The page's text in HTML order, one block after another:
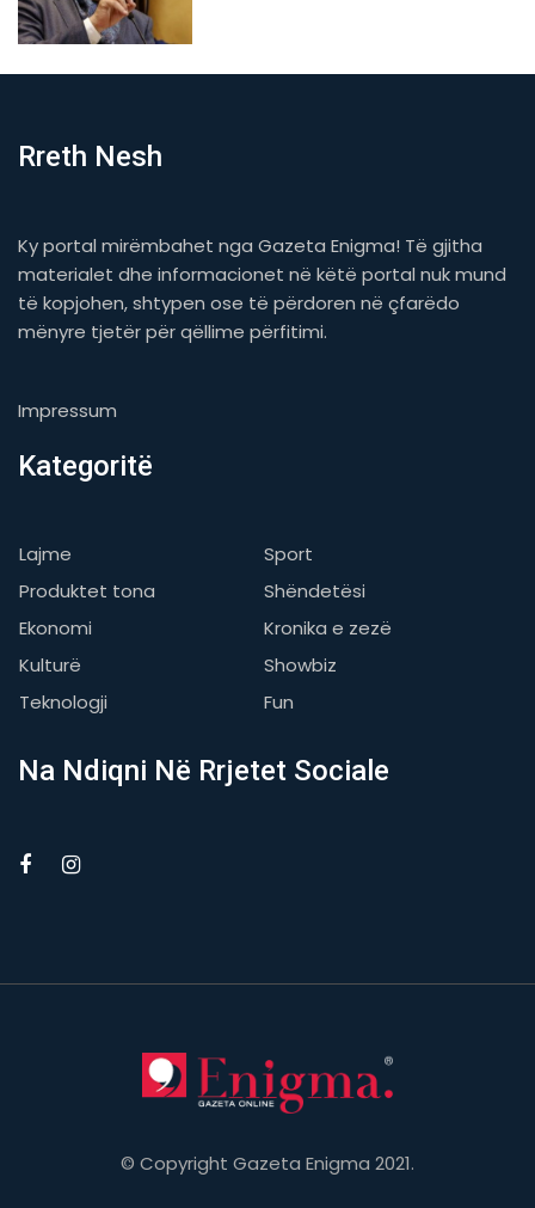
Rreth Nesh
Ky portal mirëmbahet nga Gazeta Enigma! Të gjitha
materialet dhe informacionet në këtë portal nuk mund
të kopjohen, shtypen ose të përdoren në çfarëdo
mënyre tjetër për qëllime përfitimi.
Impressum
Kategoritë
Lajme
Sport
Produktet tona
Shëndetësi
Ekonomi
Kronika e zezë
Kulturë
Showbiz
Teknologji
Fun
Na Ndiqni Në Rrjetet Sociale
© Copyright Gazeta Enigma 2021.